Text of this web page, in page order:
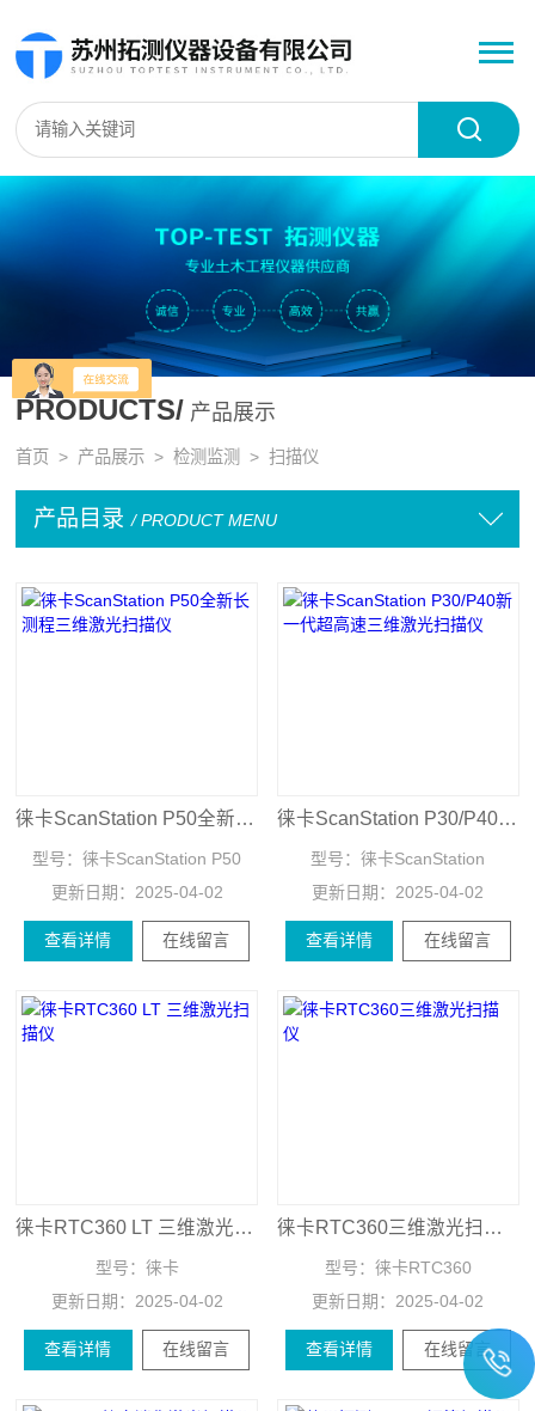
PRODUCTS/ 产品展示
首页 > 产品展示 >检测监测 >扫描仪
产品目录 / PRODUCT MENU
徕卡ScanStation P50全新长测程三维激光扫描仪
型号： 徕卡ScanStation P50
更新日期： 2025-04-02
查看详情 在线留言
徕卡ScanStation P30/P40新一代超高速三维激光扫描仪
型号：徕卡ScanStation
P30/P40
更新日期： 2025-04-02
查看详情 在线留言
徕卡RTC360 LT 三维激光扫描仪
型号： 徕卡
更新日期： 2025-04-02
查看详情 在线留言
徕卡RTC360三维激光扫描仪
型号： 徕卡RTC360
更新日期： 2025-04-02
查看详情 在线留言